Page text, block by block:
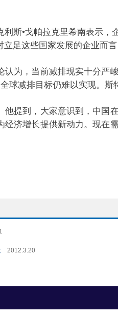
•戈帕拉克里希南表示，
足这些国家发展的企业而
，当前减排现实十分严
球减排目标仍难以实现。
到，大家意识到，中国
济增长提供新动力。现在
2012.3.20